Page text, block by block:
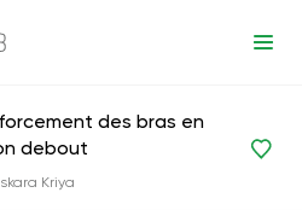
Postures debout
des bras en
debout
Kriya